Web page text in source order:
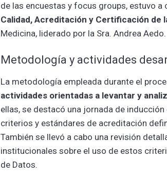
de las encuestas y focus groups, estuvo a
Calidad, Acreditación y Certificación de
Medicina, liderado por la Sra. Andrea Aedo.
Metodología y actividades
La metodología empleada durante el
actividades orientadas a levantar y
ellas, se destacó una jornada de
criterios y estándares de acreditación
También se llevó a cabo una revisión
institucionales sobre el uso de estos
de Datos.